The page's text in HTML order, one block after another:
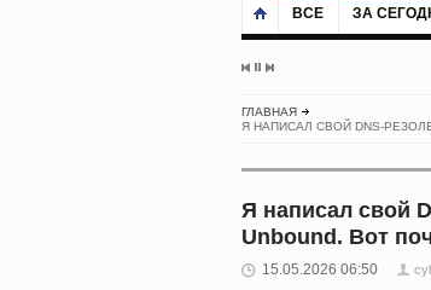
ВСЕ ЗА
ГЛАВНАЯ
Я НАПИСАЛ СВОЙ DNS-
Я написал свой
Unbound. Вот
15.05.2026 06:50